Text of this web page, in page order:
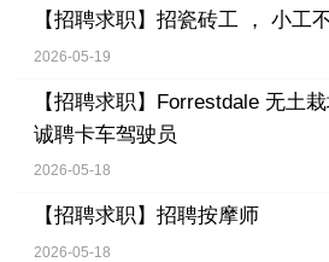
【招聘求职】 招瓷砖工 ， 小工
2026-05-19
【招聘求职】 Forrestdale 无土
诚聘卡车驾驶员
2026-05-18
【招聘求职】 招聘按摩师
2026-05-18